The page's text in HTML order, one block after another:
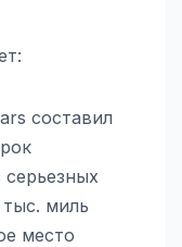
составил
миль
место